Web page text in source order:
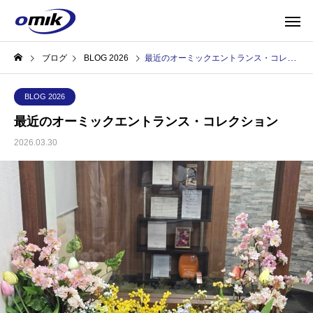
ブログ BLOG 2026 最近のオーミックエントランス・コレクション
BLOG 2026
最近のオーミックエントランス・コレクション
2026.03.30